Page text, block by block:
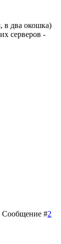
в два окошка)
серверов -
Сообщение #2